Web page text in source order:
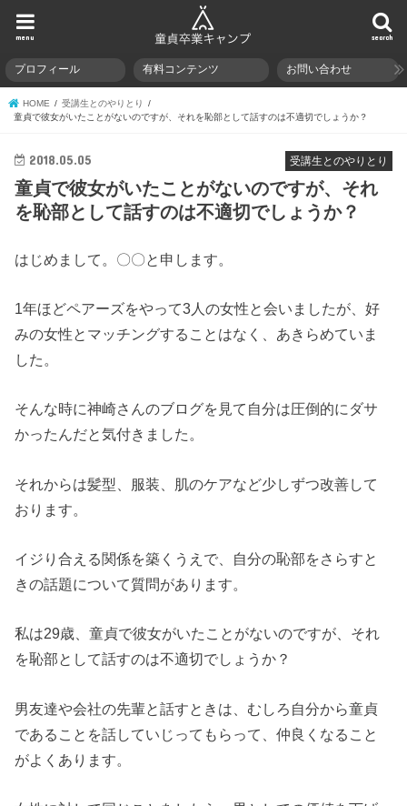
search
menu
プロフィール 有料コンテンツ お問い合わせ
HOME
受講生とのやりとり
童貞で彼女がいたことがないのですが、それを恥部として話すのは不適切でしょうか？
受講生とのやりとり
2018.05.05
童貞で彼女がいたことがないのですが、それ
を恥部として話すのは不適切でしょうか？
はじめまして。〇〇と申します。
1年ほどペアーズをやって3人の女性と会いましたが、好
みの女性とマッチングすることはなく、あきらめていま
した。
そんな時に神崎さんのブログを見て自分は圧倒的にダサ
かったんだと気付きました。
それからは髪型、服装、肌のケアなど少しずつ改善して
おります。
イジり合える関係を築くうえで、自分の恥部をさらすと
きの話題について質問があります。
私は29歳、童貞で彼女がいたことがないのですが、それ
を恥部として話すのは不適切でしょうか？
男友達や会社の先輩と話すときは、むしろ自分から童貞
であることを話していじってもらって、仲良くなること
がよくあります。